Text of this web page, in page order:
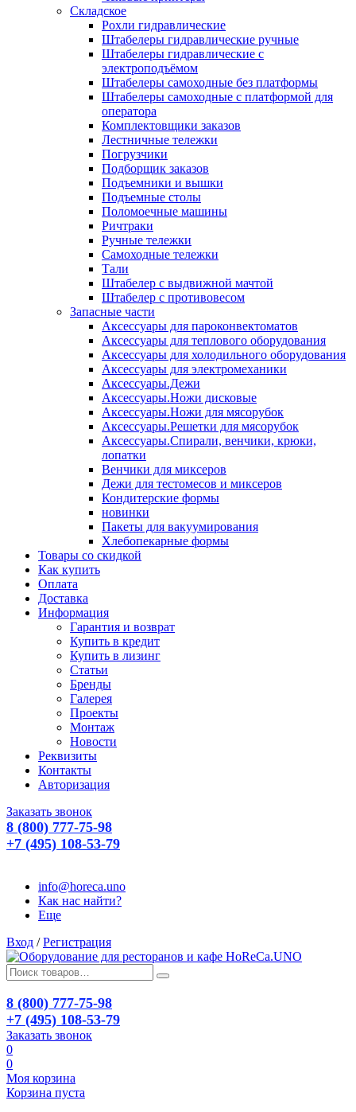
Складское
Рохли гидравлические
Штабелеры гидравлические ручные
Штабелеры гидравлические с
электроподъёмом
Штабелеры самоходные без платформы
Штабелеры самоходные с платформой для
оператора
Комплектовщики заказов
Лестничные тележки
Погрузчики
Подборщик заказов
Подъемники и вышки
Подъемные столы
Поломоечные машины
Ричтраки
Ручные тележки
Самоходные тележки
Тали
Штабелер с выдвижной мачтой
Штабелер с противовесом
Запасные части
Аксессуары для пароконвектоматов
Аксессуары для теплового оборудования
Аксессуары для холодильного оборудования
Аксессуары для электромеханики
Аксессуары.Дежи
Аксессуары.Ножи дисковые
Аксессуары.Ножи для мясорубок
Аксессуары.Решетки для мясорубок
Аксессуары.Спирали, венчики, крюки,
лопатки
Венчики для миксеров
Дежи для тестомесов и миксеров
Кондитерские формы
новинки
Пакеты для вакуумирования
Хлебопекарные формы
Товары со скидкой
Как купить
Оплата
Доставка
Информация
Гарантия и возврат
Купить в кредит
Купить в лизинг
Статьи
Бренды
Галерея
Проекты
Монтаж
Новости
Реквизиты
Контакты
Авторизация
Заказать звонок
8 (800) 777-75-98
+7 (495) 108-53-79
info@horeca.uno
Как нас найти?
Еще
Вход / Регистрация
8 (800) 777-75-98
+7 (495) 108-53-79
Заказать звонок
0
0
Моя корзина
Корзина пуста